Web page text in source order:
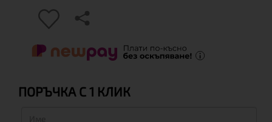
ПОРЪЧКА С 1 КЛИК